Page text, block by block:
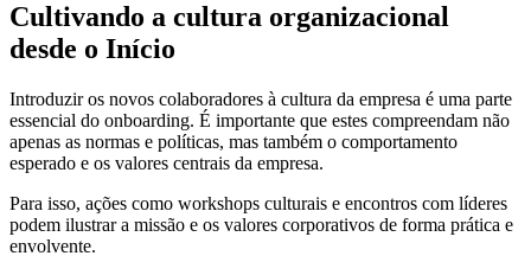
Cultivando a cultura organizacional
desde o Início
Introduzir os novos colaboradores à cultura da empresa é uma parte
essencial do onboarding. É importante que estes compreendam não
apenas as normas e políticas, mas também o comportamento
esperado e os valores centrais da empresa.
Para isso, ações como workshops culturais e encontros com líderes
podem ilustrar a missão e os valores corporativos de forma prática e
envolvente.